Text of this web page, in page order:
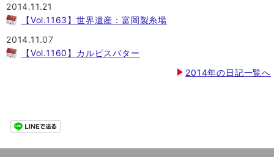
2014.11.21
【Vol.1163】世界遺産：富岡製糸場
2014.11.07
【Vol.1160】カルピスバター
2014年の日記一覧へ